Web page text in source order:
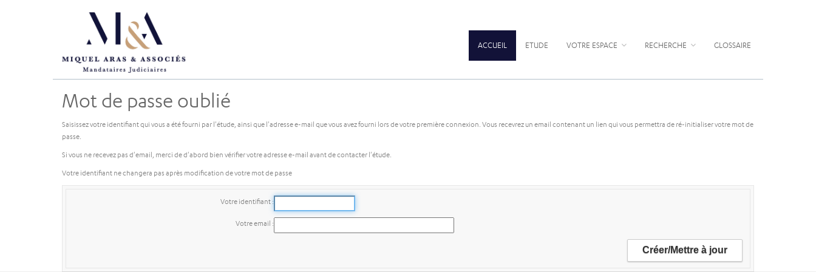
ACCUEIL ETUDE VOTRE ESPACE RECHERCHE GLOSSAIRE
Mot de passe oublié
Saisissez votre identifiant qui vous a été fourni par l'étude, ainsi que l'adresse e-mail que vous avez fourni lors de votre première connexion. Vous recevrez un email contenant un lien qui vous permettra de ré-initialiser votre mot de
passe.
Si vous ne recevez pas d'email, merci de d'abord bien vérifier votre adresse e-mail avant de contacter l'étude.
Votre identifiant ne changera pas après modification de votre mot de passe
Votre identifiant
Votre email